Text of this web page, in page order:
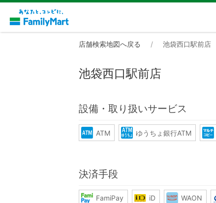
店舗検索地図へ戻る 池袋西口駅前店
池袋西口駅前店
設備・取り扱いサービス
ATM ゆうちょ銀行ATM
決済手段
FamiPay iD WAON